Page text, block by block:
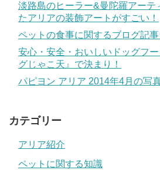
淡路島のヒーラー&曼陀羅アーテ
たアリアの装飾アートがすごい！
ペットの食事に関するブログ記
安心・安全・おいしいドッグフ
グじゃこ天』で決まり！
パピヨン アリア 2014年4月の写
カテゴリー
アリア紹介
ペットに関する知識